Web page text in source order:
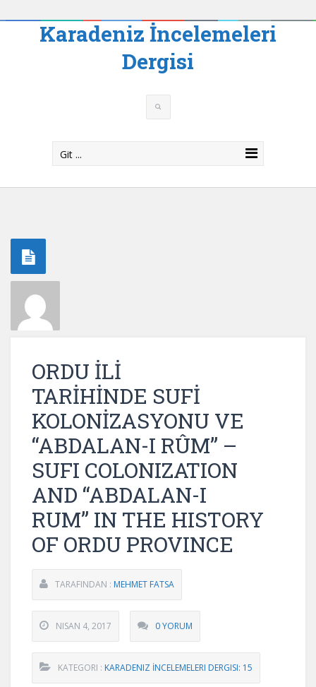
Karadeniz İncelemeleri
Dergisi
Git ...
ORDU İLİ
TARİHİNDE SUFİ
KOLONİZASYONU VE
“ABDALAN-I RÛM” –
SUFI COLONIZATION
AND “ABDALAN-I
RUM” IN THE HISTORY
OF ORDU PROVINCE
TARAFINDAN : MEHMET FATSA
NISAN 4, 2017 0 YORUM
KATEGORI : KARADENIZ İNCELEMELERI DERGISI: 15